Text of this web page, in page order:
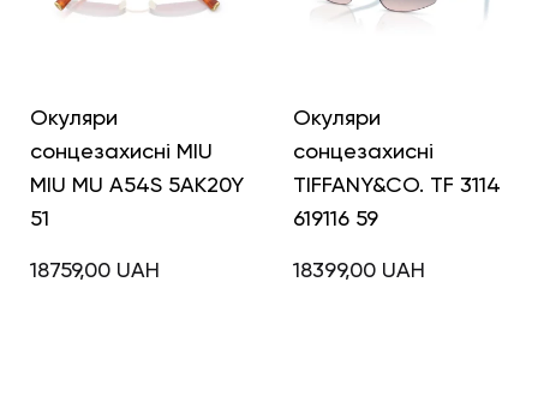
Окуляри
сонцезахисні MIU
MIU MU A54S 5AK20Y
51
18759,00 UAH
Окуляри
сонцезахисні
TIFFANY&CO. TF 3114
619116 59
18399,00 UAH